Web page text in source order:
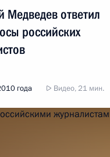
Медведев ответил
российских
года Видео, 21 мин.